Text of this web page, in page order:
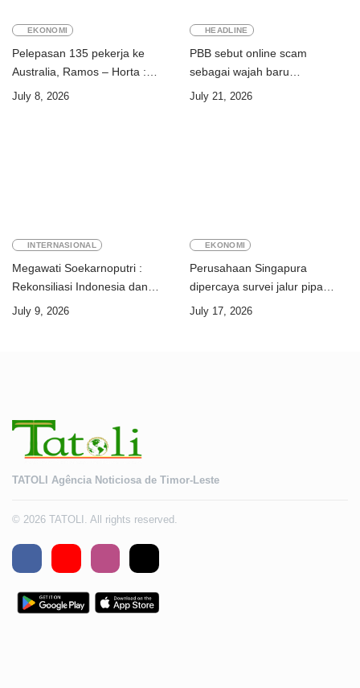
EKONOMI
Pelepasan 135 pekerja ke
Australia, Ramos – Horta :
“Kalian perkuat ekonomi dua
July 8, 2026
HEADLINE
PBB sebut online scam
sebagai wajah baru
July 21, 2026
INTERNASIONAL
Megawati Soekarnoputri :
Rekonsiliasi Indonesia dan
Timor-Leste jadi teladan dunia
July 9, 2026
EKONOMI
Perusahaan Singapura
dipercaya survei jalur pipa
ekspor Gas Greater Sunrise
July 17, 2026
TATOLI Agência Noticiosa de Timor-Leste
© 2026 TATOLI. All rights reserved.